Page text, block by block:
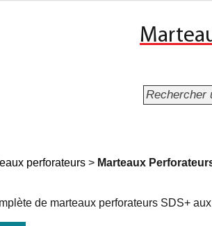
perforateurs > Marteaux
de marteaux perforateurs SDS+